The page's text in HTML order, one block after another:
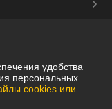
удобства
персональных
cookies или